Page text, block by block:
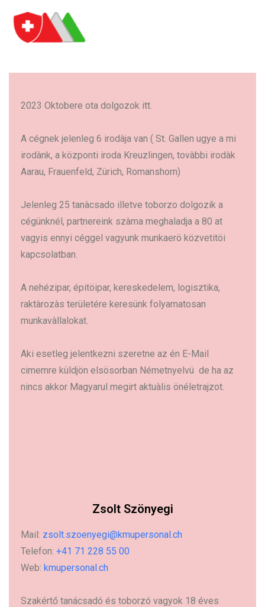
2023 Oktobere ota dolgozok itt.
A cégnek jelenleg 6 irodàja van ( St. Gallen ugye a mi
irodànk, a központi iroda Kreuzlingen, tovàbbi irodàk
Aarau, Frauenfeld, Zürich, Romanshorn)
Jelenleg 25 tanàcsado illetve toborzo dolgozik a
cégünknél, partnereink szàma meghaladja a 80 at
vagyis ennyi céggel vagyunk munkaerö közvetitöi
kapcsolatban.
A nehézipar, épitöipar, kereskedelem, logisztika,
raktàrozàs területére keresünk folyamatosan
munkavàllalokat.
Aki esetleg jelentkezni szeretne az én E-Mail
cimemre küldjön elsösorban Németnyelvü de ha az
nincs akkor Magyarul megirt aktuàlis önéletrajzot.
Zsolt Szönyegi
Mail: zsolt.szoenyegi@kmupersonal.ch
Telefon: +41 71 228 55 00
Web: kmupersonal.ch
Szakértő tanácsadó és toborzó vagyok 18 éves